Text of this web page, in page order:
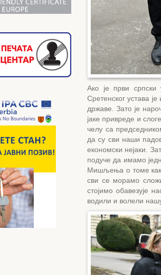
Ако је први
Сретенског устава
државе. Зато је
јаке привреде и
челу са
да су сви наши
економски нејаки.
подуче да имамо
Мишљења о томе
сви се морамо
стојимо обавезује
водили и волели